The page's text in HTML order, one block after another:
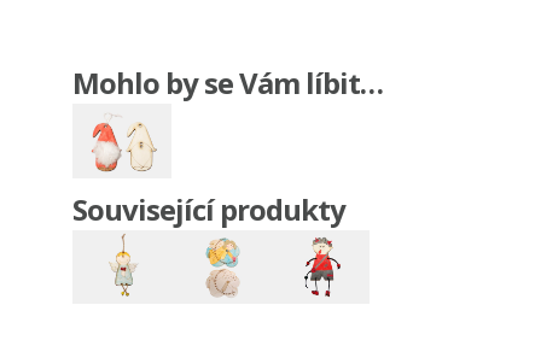
Mohlo by se Vám líbit…
Související produkty